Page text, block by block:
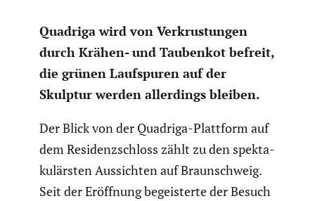
Quadriga wird von Verkrus­tungen
durch Krähen- und Taubenkot befreit,
die grünen Laufspuren auf der
Skulptur werden aller­dings bleiben.
Der Blick von der Quadriga-Plattform auf
dem Residenz­schloss zählt zu den spekta­
ku­lärsten Aussichten auf Braun­schweig.
Seit der Eröffnung begeis­terte der Besuch